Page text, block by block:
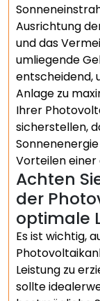
Ausrichtung
und das
umliegende
entscheidend,
Anlage zu
Ihrer
sicherstellen,
Vorteilen einer
Achten
der
optimale
Es ist wichtig,
Leistung zu
sollte